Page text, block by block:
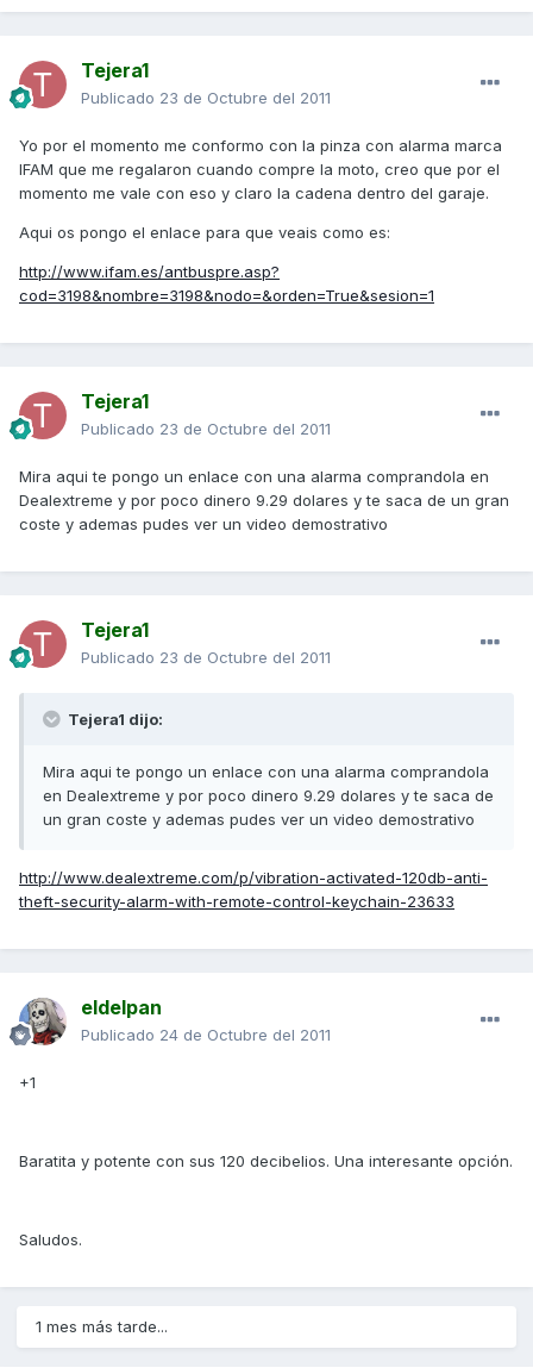
Tejera1
Publicado 23 de Octubre del 2011
Yo por el momento me conformo con la pinza con alarma marca
IFAM que me regalaron cuando compre la moto, creo que por el
momento me vale con eso y claro la cadena dentro del garaje.
Aqui os pongo el enlace para que veais como es:
http://www.ifam.es/antbuspre.asp?
cod=3198&nombre=3198&nodo=&orden=True&sesion=1
Tejera1
Publicado 23 de Octubre del 2011
Mira aqui te pongo un enlace con una alarma comprandola en
Dealextreme y por poco dinero 9.29 dolares y te saca de un gran
coste y ademas pudes ver un video demostrativo
Tejera1
Publicado 23 de Octubre del 2011
Tejera1 dijo:
Mira aqui te pongo un enlace con una alarma comprandola
en Dealextreme y por poco dinero 9.29 dolares y te saca de
un gran coste y ademas pudes ver un video demostrativo
http://www.dealextreme.com/p/vibration-activated-120db-anti-
theft-security-alarm-with-remote-control-keychain-23633
eldelpan
Publicado 24 de Octubre del 2011
+1
Baratita y potente con sus 120 decibelios. Una interesante opción.
Saludos.
1 mes más tarde...